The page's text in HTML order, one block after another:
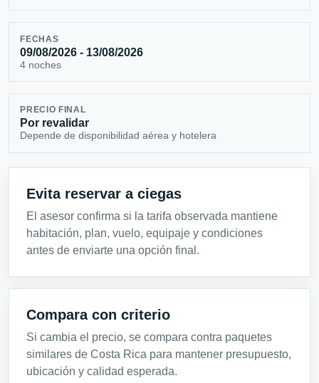
FECHAS
09/08/2026 - 13/08/2026
4 noches
PRECIO FINAL
Por revalidar
Depende de disponibilidad aérea y hotelera
Evita reservar a ciegas
El asesor confirma si la tarifa observada mantiene
habitación, plan, vuelo, equipaje y condiciones
antes de enviarte una opción final.
Compara con criterio
Si cambia el precio, se compara contra paquetes
similares de Costa Rica para mantener presupuesto,
ubicación y calidad esperada.